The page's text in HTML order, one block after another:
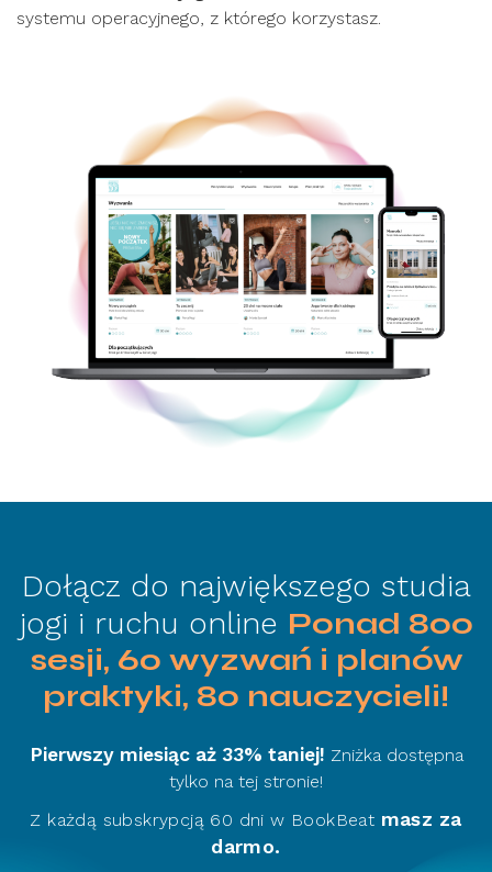
systemu operacyjnego, z którego korzystasz.
Dołącz do największego studia
jogi i ruchu online Ponad 800
sesji, 60 wyzwań i planów
praktyki, 80 nauczycieli!
Pierwszy miesiąc aż 33% taniej! Zniżka dostępna
tylko na tej stronie!
Z każdą subskrypcją 60 dni w BookBeat masz za
darmo.